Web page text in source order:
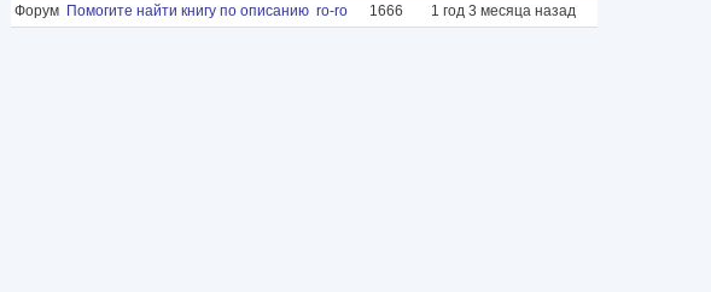
Форум Помогите найти книгу по описанию ro-ro 1666 1 год 3 месяца назад